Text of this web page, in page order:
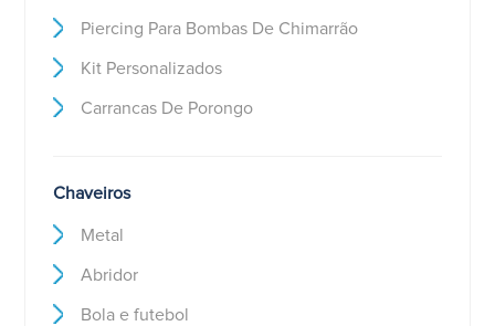
Piercing Para Bombas De Chimarrão
Kit Personalizados
Carrancas De Porongo
Chaveiros
Metal
Abridor
Bola e futebol